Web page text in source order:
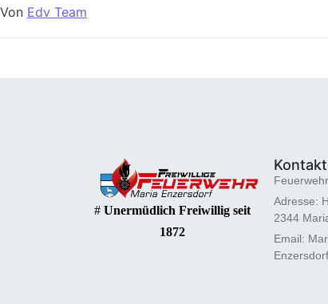
Von Edv Team
# Unermüdlich Freiwillig seit
1872
Adresse:
2344
Email: